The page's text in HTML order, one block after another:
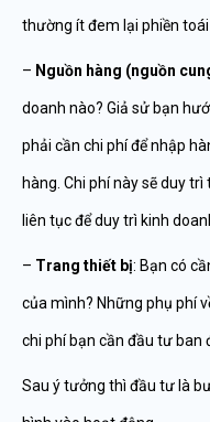
thường ít đem lại phiền
– Nguồn hàng (nguồn
doanh nào? Giả sử bạn
phải cần chi phí để nhập
hàng. Chi phí này sẽ duy
liên tục để duy trì kinh
– Trang thiết bị: Bạn có
của mình? Những phụ phí
chi phí bạn cần đầu tư ban
Sau ý tưởng thì đầu tư là